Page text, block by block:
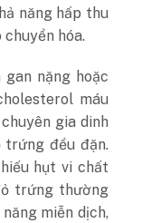
năng hấp thu
hóa.
nặng hoặc
máu
gia dinh
đều đặn.
hụt vi chất
trứng thường
miễn dịch,